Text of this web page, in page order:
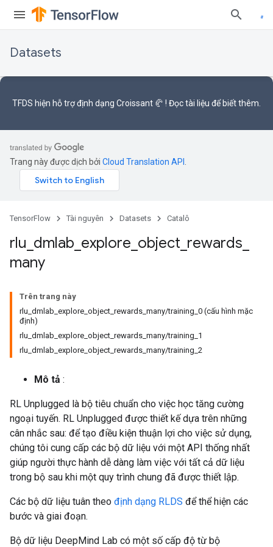
Datasets
TFDS hiện hỗ trợđịnh dạng Croissant 🥐 ! Đọctài liệu để biết thêm.
Trang này được dịch bởi Cloud Translation API
TensorFlow Tài nguyên Datasets Catalô
rlu dmlab explore object rewards
many
Trên trang này
rlu_dmlab_explore_object_rewards_many/training_0 (cấu hình mặc
định)
rlu_dmlab_explore_object_rewards_many/training_1
rlu_dmlab_explore_object_rewards_many/training_2
Mô tả :
RL Unplugged là bộ tiêu chuẩn cho việc học tăng cường
ngoại tuyến. RL Unplugged được thiết kế dựa trên những
cân nhắc sau: để tạo điều kiện thuận lợi cho việc sử dụng,
chúng tôi cung cấp các bộ dữ liệu với một API thống nhất
giúp người thực hành dễ dàng làm việc với tất cả dữ liệu
trong bộ sau khi một quy trình chung đã được thiết lập.
Các bộ dữ liệu tuân theo định dạng RLDS để thể hiện các
bước và giai đoạn.
Bộ dữ liệu DeepMind Lab có một số cấp độ từ bộ